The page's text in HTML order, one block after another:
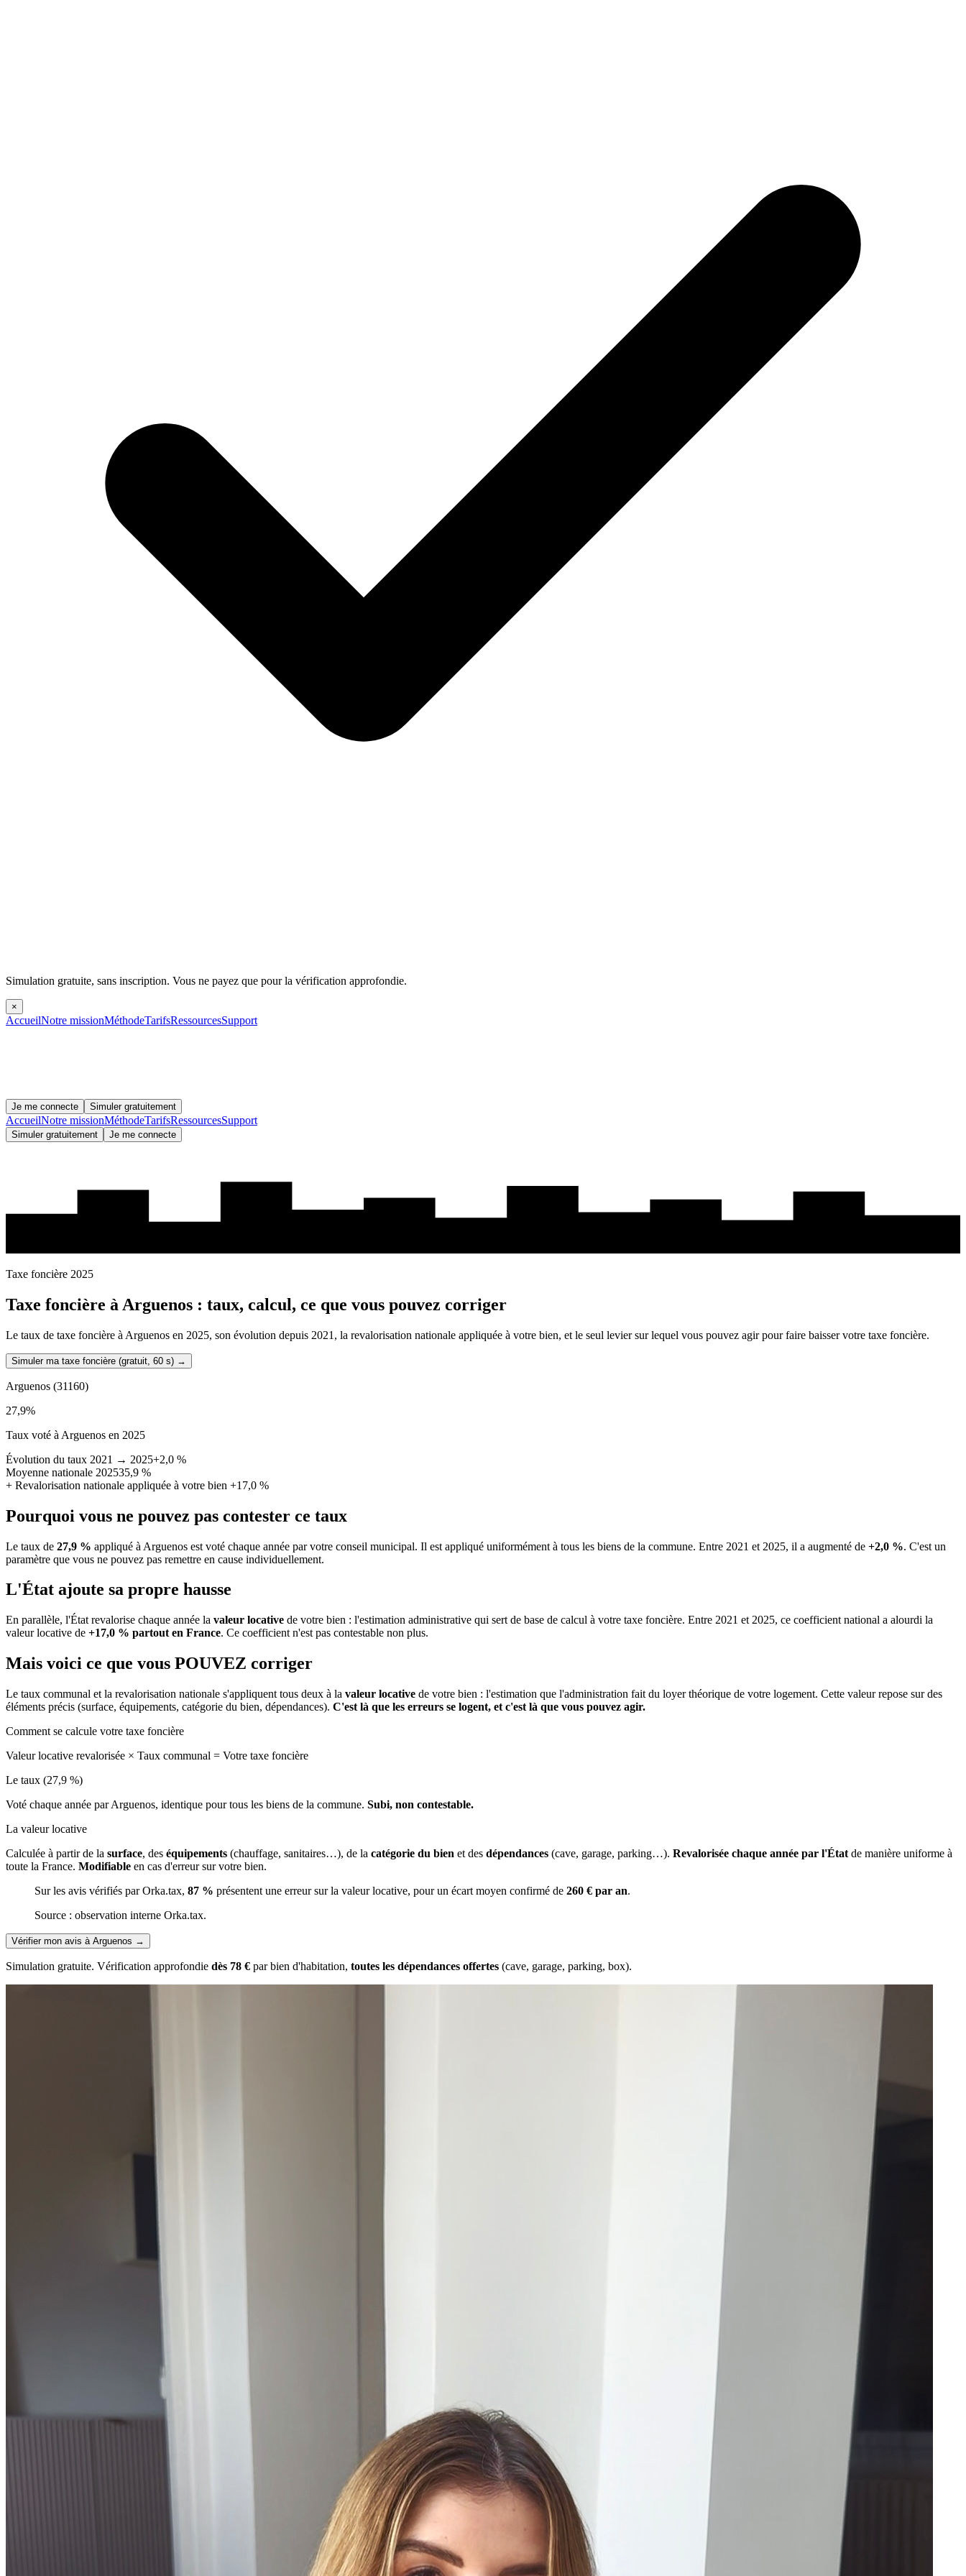
Simulation gratuite, sans inscription. Vous ne payez que pour la vérification approfondie.
×
AccueilNotre missionMéthodeTarifsRessourcesSupport
Je me connecte Simuler gratuitement
AccueilNotre missionMéthodeTarifsRessourcesSupport
Simuler gratuitement Je me connecte
Taxe foncière 2025
Taxe foncière à Arguenos : taux, calcul, ce que vous pouvez corriger
Le taux de taxe foncière à Arguenos en 2025, son évolution depuis 2021, la revalorisation nationale appliquée à votre bien, et le seul levier sur lequel vous pouvez agir pour faire baisser votre taxe foncière.
Simuler ma taxe foncière (gratuit, 60 s) →
Arguenos (31160)
27,9%
Taux voté à Arguenos en 2025
Évolution du taux 2021 → 2025+2,0 %
Moyenne nationale 202535,9 %
+ Revalorisation nationale appliquée à votre bien +17,0 %
Pourquoi vous ne pouvez pas contester ce taux
Le taux de 27,9 % appliqué à Arguenos est voté chaque année par votre conseil municipal. Il est appliqué uniformément à tous les biens de la commune. Entre 2021 et 2025, il a augmenté de +2,0 %. C'est un
paramètre que vous ne pouvez pas remettre en cause individuellement.
L'État ajoute sa propre hausse
En parallèle, l'État revalorise chaque année la valeur locative de votre bien : l'estimation administrative qui sert de base de calcul à votre taxe foncière. Entre 2021 et 2025, ce coefficient national a alourdi la
valeur locative de +17,0 % partout en France. Ce coefficient n'est pas contestable non plus.
Mais voici ce que vous POUVEZ corriger
Le taux communal et la revalorisation nationale s'appliquent tous deux à la valeur locative de votre bien : l'estimation que l'administration fait du loyer théorique de votre logement. Cette valeur repose sur des
éléments précis (surface, équipements, catégorie du bien, dépendances). C'est là que les erreurs se logent, et c'est là que vous pouvez agir.
Comment se calcule votre taxe foncière
Valeur locative revalorisée × Taux communal = Votre taxe foncière
Le taux (27,9 %)
Voté chaque année par Arguenos, identique pour tous les biens de la commune. Subi, non contestable.
La valeur locative
Calculée à partir de la surface, des équipements (chauffage, sanitaires…), de la catégorie du bien et des dépendances (cave, garage, parking…). Revalorisée chaque année par l'État de manière uniforme à
toute la France. Modifiable en cas d'erreur sur votre bien.
Sur les avis vérifiés par Orka.tax, 87 % présentent une erreur sur la valeur locative, pour un écart moyen confirmé de 260 € par an.
Source : observation interne Orka.tax.
Vérifier mon avis à Arguenos →
Simulation gratuite. Vérification approfondie dès 78 € par bien d'habitation, toutes les dépendances offertes (cave, garage, parking, box).